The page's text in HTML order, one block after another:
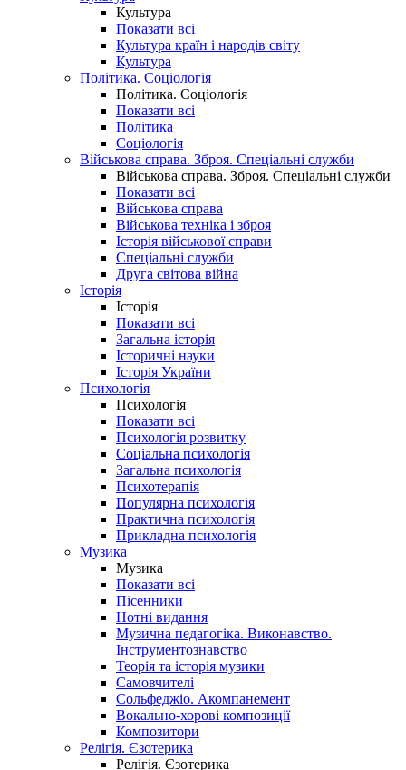
Культура
Показати всі
Культура країн і народів світу
Культура
Політика. Соціологія
Політика. Соціологія
Показати всі
Політика
Соціологія
Військова справа. Зброя. Спеціальні служби
Військова справа. Зброя. Спеціальні служби
Показати всі
Військова справа
Військова техніка і зброя
Історія військової справи
Спеціальні служби
Друга світова війна
Історія
Історія
Показати всі
Загальна історія
Історичні науки
Історія України
Психологія
Психологія
Показати всі
Психологія розвитку
Соціальна психологія
Загальна психологія
Психотерапія
Популярна психологія
Практична психологія
Прикладна психологія
Музика
Музика
Показати всі
Пісенники
Нотні видання
Музична педагогіка. Виконавство.
Інструментознавство
Теорія та історія музики
Самовчителі
Сольфеджіо. Акомпанемент
Вокально-хорові композиції
Композитори
Релігія. Єзотерика
Релігія. Єзотерика